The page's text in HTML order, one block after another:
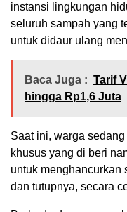
instansi lingkungan
seluruh sampah yang
untuk didaur ulang
Baca Juga : Tarif
hingga Rp1,6 Juta
Saat ini, warga
khusus yang di beri
untuk menghancurkan
dan tutupnya, secara